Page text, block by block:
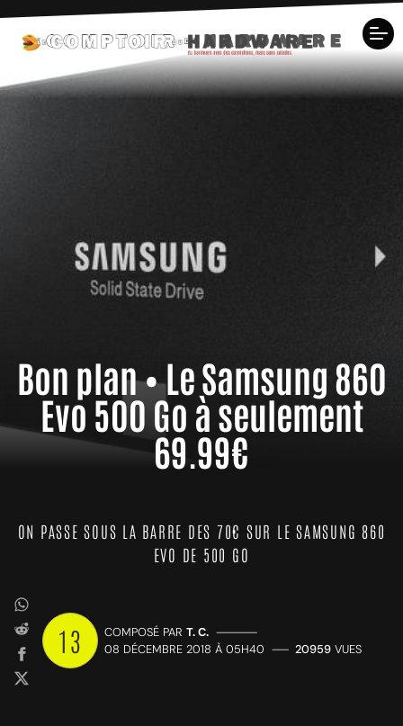
Bon plan • Le Samsung 860
Evo 500 Go à seulement
69.99€
ON PASSE SOUS LA BARRE DES 70€ SUR LE SAMSUNG 860
EVO DE 500 GO
13 COMPOSÉ PAR T. C. —————
08 DÉCEMBRE 2018 À 05H40 —— 20959 VUES